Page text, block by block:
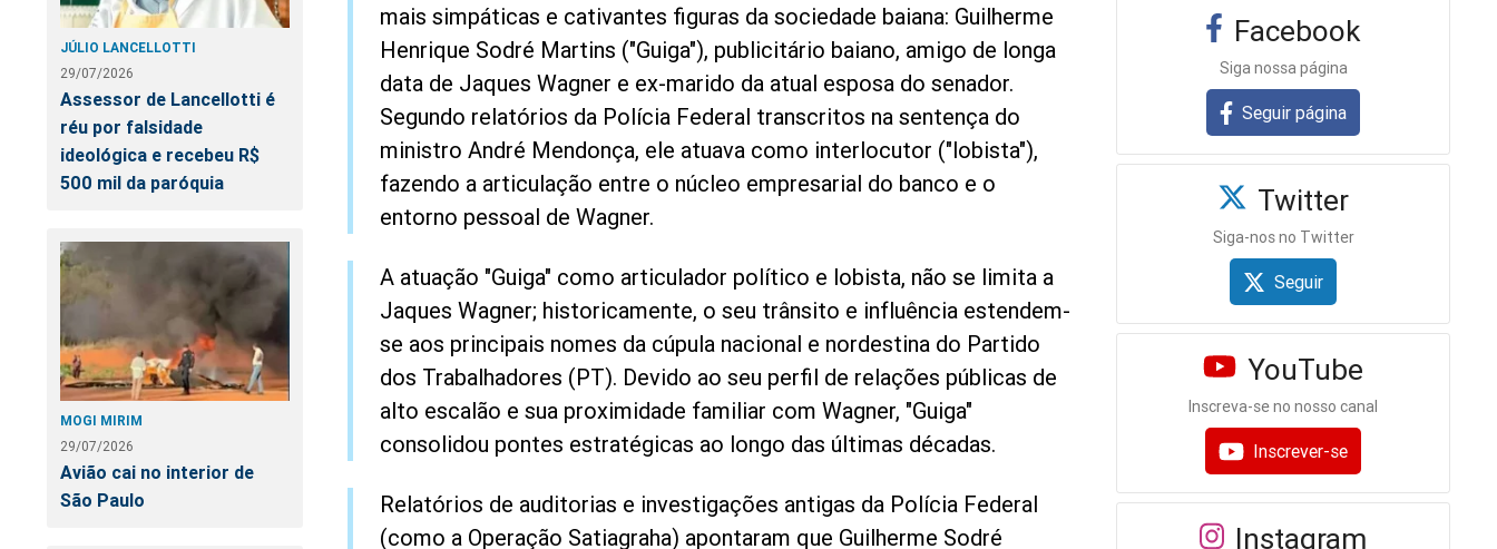
JÚLIO LANCELLOTTI
29/07/2026
Assessor de Lancellotti é
réu por falsidade
ideológica e recebeu R$
500 mil da paróquia
MOGI MIRIM
29/07/2026
Avião cai no interior de
São Paulo
mais simpáticas e cativantes figuras da sociedade baiana: Guilherme
Henrique Sodré Martins ("Guiga"), publicitário baiano, amigo de longa
data de Jaques Wagner e ex-marido da atual esposa do senador.
Segundo relatórios da Polícia Federal transcritos na sentença do
ministro André Mendonça, ele atuava como interlocutor ("lobista"),
fazendo a articulação entre o núcleo empresarial do banco e o
entorno pessoal de Wagner.
A atuação "Guiga" como articulador político e lobista, não se limita a
Jaques Wagner; historicamente, o seu trânsito e influência estendem-
se aos principais nomes da cúpula nacional e nordestina do Partido
dos Trabalhadores (PT). Devido ao seu perfil de relações públicas de
alto escalão e sua proximidade familiar com Wagner, "Guiga"
consolidou pontes estratégicas ao longo das últimas décadas.
Relatórios de auditorias e investigações antigas da Polícia Federal
(como a Operação Satiagraha) apontaram que Guilherme Sodré
Facebook
Siga nossa página
Seguir página
Twitter
Siga-nos no Twitter
Seguir
YouTube
Inscreva-se no nosso canal
Inscrever-se
Instagram